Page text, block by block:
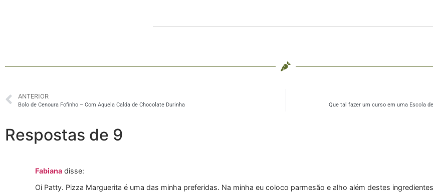
ANTERIOR
Bolo de Cenoura Fofinho – Com Aquela Calda de Chocolate Durinha Que tal fazer um curso em uma Escola
Respostas de 9
Fabiana disse:
Oi Patty. Pizza Marguerita é uma das minha preferidas. Na minha eu coloco parmesão e alho além destes